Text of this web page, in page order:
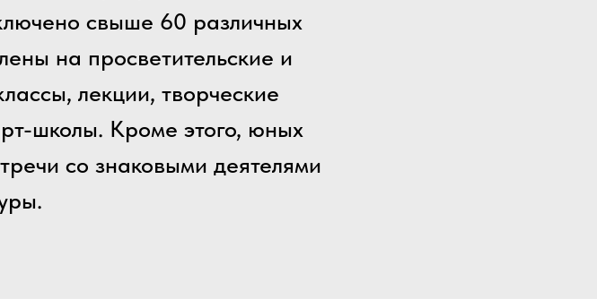
свыше 60 различных
на просветительские и
лекции, творческие
школы. Кроме этого, юных
со знаковыми деятелями